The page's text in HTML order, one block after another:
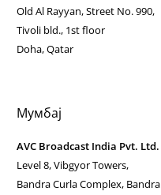
Old Al Rayyan, Street No. 990,
Tivoli bld., 1st floor
Doha, Qatar
Мумбај
AVC Broadcast India Pvt. Ltd.
Level 8, Vibgyor Towers,
Bandra Curla Complex, Bandra